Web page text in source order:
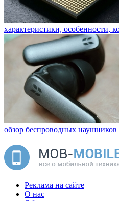
характеристики, особенности,
обзор беспроводных
Реклама на сайте
О нас